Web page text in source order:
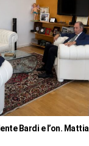
Bardi e l’on. Mattia